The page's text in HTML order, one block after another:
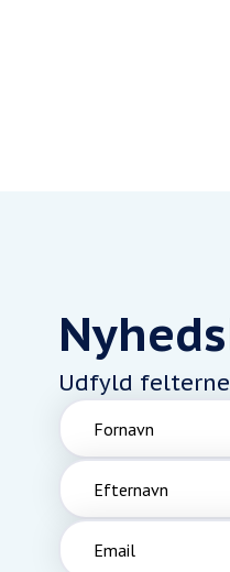
Udfyld
Fornavn
Efternavn
Email